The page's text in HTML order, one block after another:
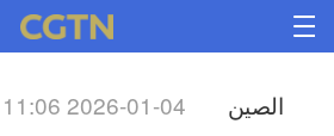
الصين 2026-01-04